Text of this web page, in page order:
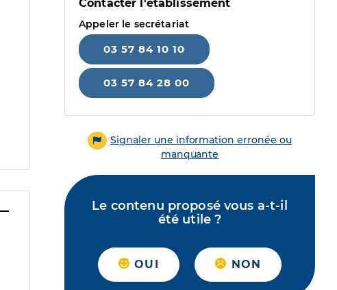
Contacter l'établissement
Appeler le secrétariat
03 57 84 10 10
03 57 84 28 00
Signaler une information erronée ou
manquante
Le contenu proposé vous a-t-il
été utile ?
OUI NON